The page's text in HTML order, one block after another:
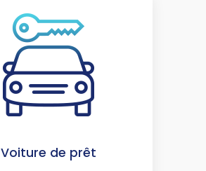
Voiture de prêt